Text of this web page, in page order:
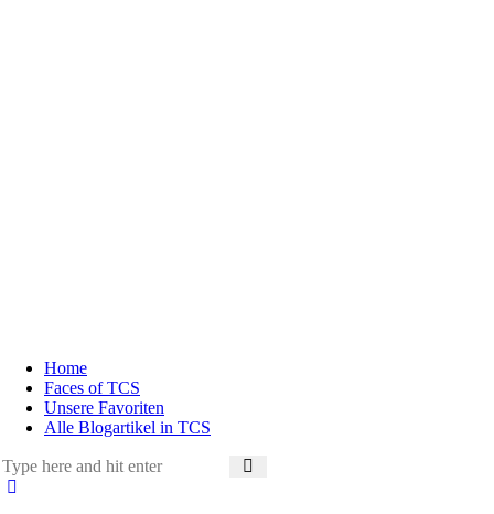
Home
Faces of TCS
Unsere Favoriten
Alle Blogartikel in TCS